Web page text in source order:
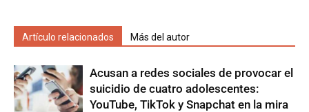
Artículo relacionados Más del autor
Acusan a redes sociales de provocar el
suicidio de cuatro adolescentes:
YouTube, TikTok y Snapchat en la mira